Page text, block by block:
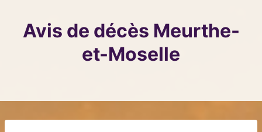
Avis de décès Meurthe-
et-Moselle